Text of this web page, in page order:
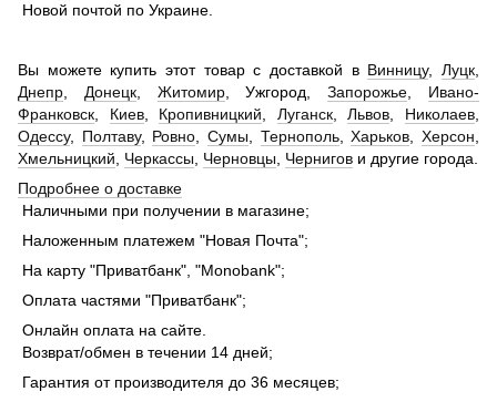
Новой почтой по Украине.
Вы можете купить этот товар с доставкой в Винницу,Луцк,
Днепр, Донецк, Житомир, Ужгород,Запорожье, Ивано-
Франковск, Киев, Кропивницкий, Луганск,Львов, Николаев,
Одессу, Полтаву, Ровно,Сумы, Тернополь,Харьков,Херсон,
Хмельницкий, Черкассы, Черновцы, Чернигов и другие города.
Подробнее о доставке
Наличными при получении в магазине;
Наложенным платежем "Новая Почта";
На карту "Приватбанк", "Monobank";
Оплата частями "Приватбанк";
Онлайн оплата на сайте.
Возврат/обмен в течении 14 дней;
Гарантия от производителя до 36 месяцев;